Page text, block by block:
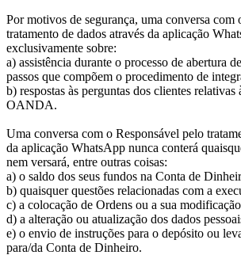
Por motivos de segurança, uma conversa com
tratamento de dados através da aplicação
exclusivamente sobre:
a) assistência durante o processo de abertura
passos que compõem o procedimento de
b) respostas às perguntas dos clientes relativas
OANDA.
Uma conversa com o Responsável pelo
da aplicação WhatsApp nunca conterá
nem versará, entre outras coisas:
a) o saldo dos seus fundos na Conta de
b) quaisquer questões relacionadas com a
c) a colocação de Ordens ou a sua
d) a alteração ou atualização dos dados
e) o envio de instruções para o depósito ou
para/da Conta de Dinheiro.